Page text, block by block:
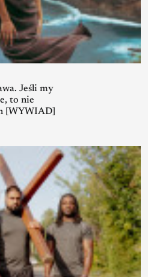
Jeśli my
to nie
[WYWIAD]